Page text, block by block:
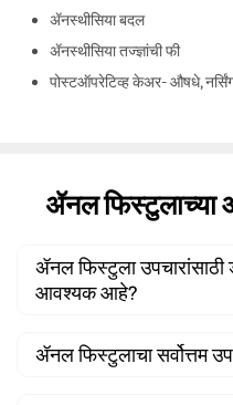
ॲनस्थीसिया बदल
ॲनस्थीसिया तज्ज्ञांची फी
पोस्टऑपरेटिव्ह केअर- औषधे, नर्सिंग
ॲनल फिस्टुलाच्या
ॲनल फिस्टुला उपचारांसाठी
आवश्यक आहे?
आपल्याला ॲनल क्षेत्रातून
स्त्राव यासारखी लक्षणे
ॲनल फिस्टुलाचा सर्वोत्तम